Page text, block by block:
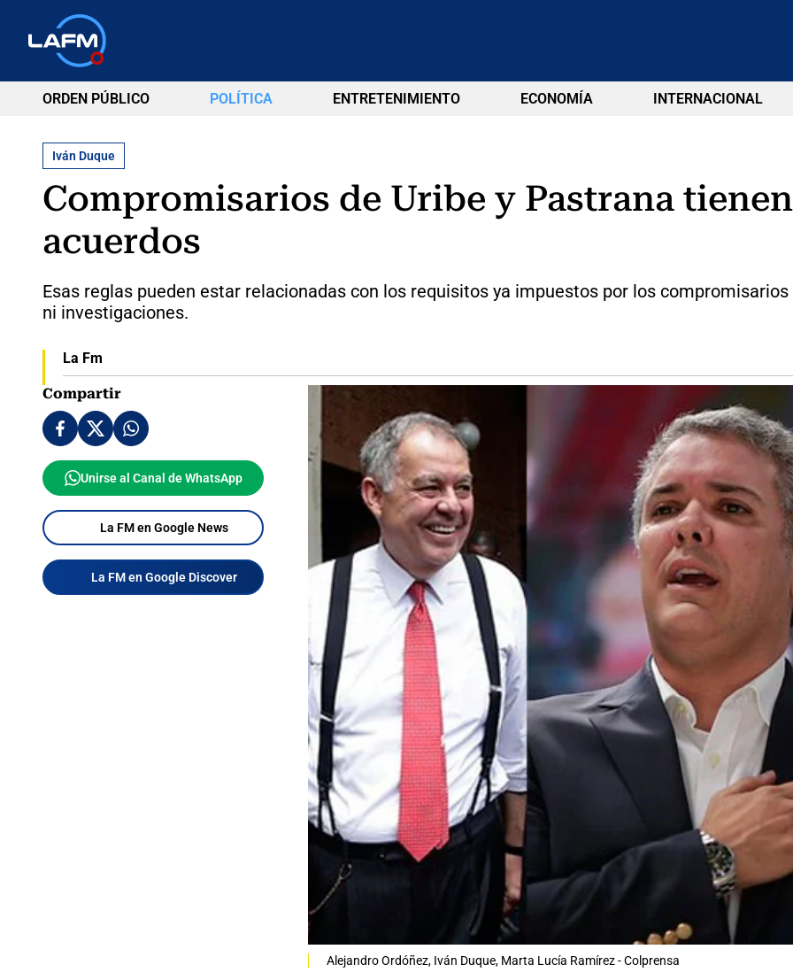
ORDEN PÚBLICO POLÍTICA ENTRETENIMIENTO ECONOMÍA INTERNACIONAL
Iván Duque
Compromisarios de Uribe y Pastrana
acuerdos
Esas reglas pueden estar relacionadas con los requisitos ya impuestos por los
ni investigaciones.
La Fm
Compartir
Unirse al Canal de WhatsApp
La FM en Google News
La FM en Google Discover
Alejandro Ordóñez, Iván Duque, Marta Lucía Ramírez - Colprensa